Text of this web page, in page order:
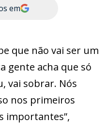
em
que não vai ser um
gente acha que só
vai sobrar. Nós
nos primeiros
importantes”,